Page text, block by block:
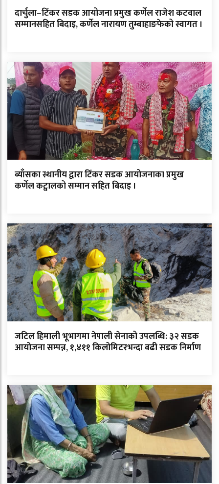
दार्चुला–टिंकर सडक आयोजना प्रमुख कर्णेल राजेश कटवाल
सम्मानसहित बिदाइ, कर्णेल नारायण तुम्बाहाङफेको स्वागत ।
ब्याँसका स्थानीय द्वारा टिंकर सडक आयोजनाका प्रमुख
कर्णेल कट्वालको सम्मान सहित बिदाइ ।
जटिल हिमाली भूभागमा नेपाली सेनाको उपलब्धि: ३२ सडक
आयोजना सम्पन्न, १,४११ किलोमिटरभन्दा बढी सडक निर्माण